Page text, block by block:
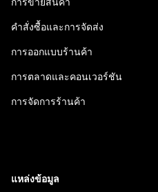
คำสั่งซื้อและการจัดส่ง
การออกแบบร้านค้า
การตลาดและคอนเวอร์ชัน
การจัดการร้านค้า
แหล่งข้อมูล